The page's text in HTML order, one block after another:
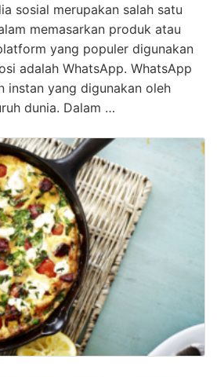
sosial merupakan salah satu
memasarkan produk atau
yang populer digunakan
adalah WhatsApp. WhatsApp
instan yang digunakan oleh
dunia. Dalam …